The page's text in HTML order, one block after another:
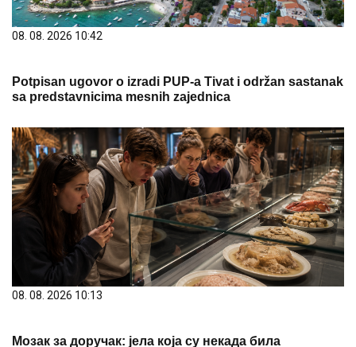
08. 08. 2026 10:42
Potpisan ugovor o izradi PUP-a Tivat i održan sastanak
sa predstavnicima mesnih zajednica
08. 08. 2026 10:13
Мозак за доручак: јела која су некада била